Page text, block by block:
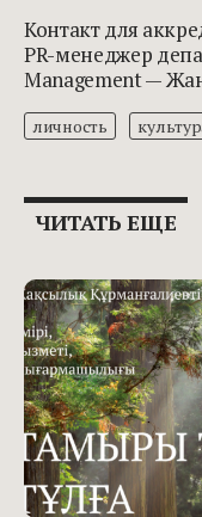
Контакт для
PR-менеджер
Management —
личность
ЧИТАТЬ ЕЩЕ